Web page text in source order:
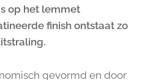
op het lemmet
finish ontstaat zo
gevormd en door